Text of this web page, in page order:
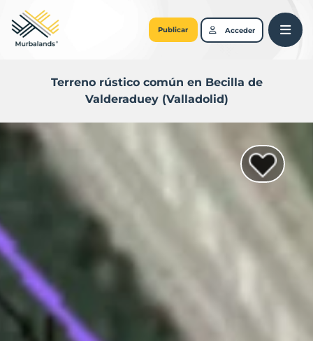
Publicar Acceder
Terreno rústico común en Becilla de
Valderaduey (Valladolid)